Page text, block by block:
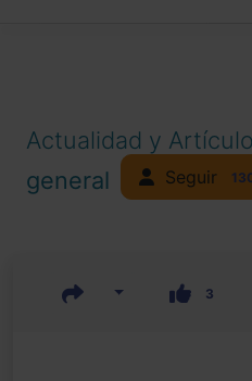
Actualidad y
general
Seguir
3